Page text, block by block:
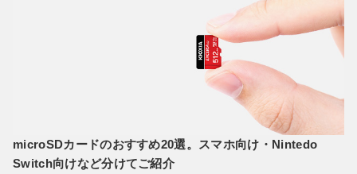
microSDカードのおすすめ20選。スマホ向け・Nintedo
Switch向けなど分けてご紹介